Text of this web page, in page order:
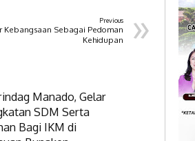
»
Previous
Kebangsaan Sebagai Pedoman
Kehidupan
Manado, Gelar
SDM Serta
Bagi IKM di